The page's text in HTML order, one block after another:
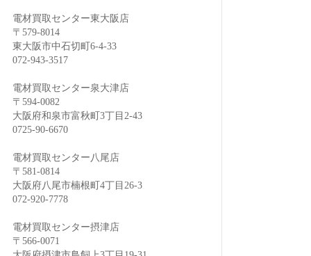
電材買取センター東大阪店
〒579-8014
東大阪市中石切町6-4-33
072-943-3517
電材買取センター泉大津店
〒594-0082
大阪府和泉市富秋町3丁目2-43
0725-90-6670
電材買取センター八尾店
〒581-0814
大阪府八尾市楠根町4丁目26-3
072-920-7778
電材買取センター摂津店
〒566-0071